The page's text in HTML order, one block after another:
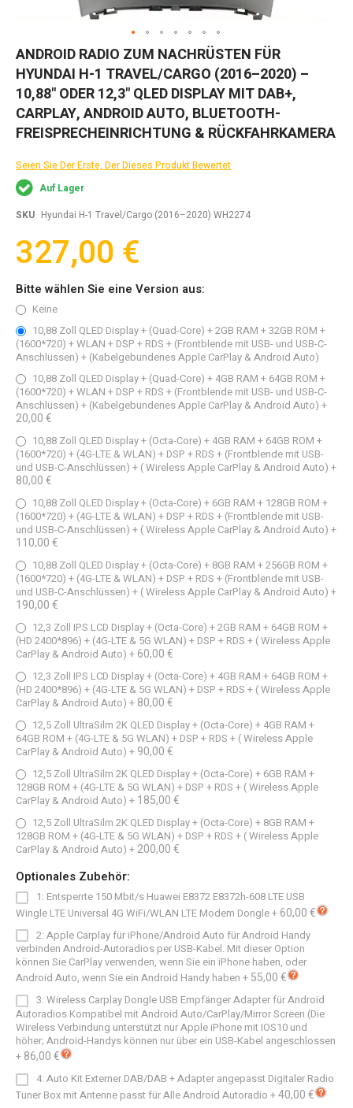
Zum
der
Bildgalerie
springen
ANDROID RADIO ZUM NACHRÜSTEN FÜR
HYUNDAI H-1 TRAVEL/CARGO (2016–2020) –
10,88" ODER 12,3" QLED DISPLAY MIT DAB+,
CARPLAY, ANDROID AUTO, BLUETOOTH-
FREISPRECHEINRICHTUNG & RÜCKFAHRKAMERA
Seien Sie Der Erste, Der Dieses Produkt Bewertet
Auf Lager
SKU Hyundai H-1 Travel/Cargo (2016–2020) WH2274
327,00 €
Bitte wählen Sie eine Version aus:
Keine
10,88 Zoll QLED Display + (Quad-Core) + 2GB RAM + 32GB ROM +
(1600*720) + WLAN + DSP + RDS + (Frontblende mit USB- und USB-C-
Anschlüssen) + (Kabelgebundenes Apple CarPlay & Android Auto)
10,88 Zoll QLED Display + (Quad-Core) + 4GB RAM + 64GB ROM +
(1600*720) + WLAN + DSP + RDS + (Frontblende mit USB- und USB-C-
Anschlüssen) + (Kabelgebundenes Apple CarPlay & Android Auto) +
20,00 €
10,88 Zoll QLED Display + (Octa-Core) + 4GB RAM + 64GB ROM +
(1600*720) + (4G-LTE & WLAN) + DSP + RDS + (Frontblende mit USB-
und USB-C-Anschlüssen) + ( Wireless Apple CarPlay & Android Auto) +
80,00 €
10,88 Zoll QLED Display + (Octa-Core) + 6GB RAM + 128GB ROM +
(1600*720) + (4G-LTE & WLAN) + DSP + RDS + (Frontblende mit USB-
und USB-C-Anschlüssen) + ( Wireless Apple CarPlay & Android Auto) +
110,00 €
10,88 Zoll QLED Display + (Octa-Core) + 8GB RAM + 256GB ROM +
(1600*720) + (4G-LTE & WLAN) + DSP + RDS + (Frontblende mit USB-
und USB-C-Anschlüssen) + ( Wireless Apple CarPlay & Android Auto) +
190,00 €
12,3 Zoll IPS LCD Display + (Octa-Core) + 2GB RAM + 64GB ROM +
(HD 2400*896) + (4G-LTE & 5G WLAN) + DSP + RDS + ( Wireless Apple
CarPlay & Android Auto) +60,00 €
12,3 Zoll IPS LCD Display + (Octa-Core) + 4GB RAM + 64GB ROM +
(HD 2400*896) + (4G-LTE & 5G WLAN) + DSP + RDS + ( Wireless Apple
CarPlay & Android Auto) + 80,00 €
12,5 Zoll UltraSilm 2K QLED Display + (Octa-Core) + 4GB RAM +
64GB ROM + (4G-LTE & 5G WLAN) + DSP + RDS + ( Wireless Apple
CarPlay & Android Auto) + 90,00 €
12,5 Zoll UltraSilm 2K QLED Display + (Octa-Core) + 6GB RAM +
128GB ROM + (4G-LTE & 5G WLAN) + DSP + RDS + ( Wireless Apple
CarPlay & Android Auto) + 185,00 €
12,5 Zoll UltraSilm 2K QLED Display + (Octa-Core) + 8GB RAM +
128GB ROM + (4G-LTE & 5G WLAN) + DSP + RDS + ( Wireless Apple
CarPlay & Android Auto) +200,00 €
Optionales Zubehör:
1: Entsperrte 150 Mbit/s Huawei E8372 E8372h-608 LTE USB
Wingle LTE Universal 4G WiFi/WLAN LTE Modem Dongle+60,00 €
2: Apple Carplay für iPhone/Android Auto für Android Handy
verbinden Android-Autoradios per USB-Kabel. Mit dieser Option
können Sie CarPlay verwenden, wenn Sie ein iPhone haben, oder
Android Auto, wenn Sie ein Android Handy haben + 55,00 €
3: Wireless Carplay Dongle USB Empfänger Adapter für Android
Autoradios Kompatibel mit Android Auto/CarPlay/Mirror Screen (Die
Wireless Verbindung unterstützt nur Apple iPhone mit IOS10 und
höher; Android-Handys können nur über ein USB-Kabel angeschlossen
+ 86,00 €
4: Auto Kit Externer DAB/DAB + Adapter angepasst Digitaler Radio
Tuner Box mit Antenne passt für Alle Android Autoradio +40,00 €